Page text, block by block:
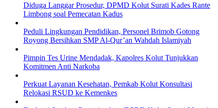
Diduga Langgar Prosedur, DPMD Kolut Surati Kades Rante
Limbong soal Pemecatan Kadus
Peduli Lingkungan Pendidikan, Personel Brimob Gotong
Royong Bersihkan SMP Al-Qur’an Wahdah Islamiyah
Pimpin Tes Urine Mendadak, Kapolres Kolut Tunjukkan
Komitmen Anti Narkoba
Perkuat Layanan Kesehatan, Pemkab Kolut Konsultasi
Relokasi RSUD ke Kemenkes